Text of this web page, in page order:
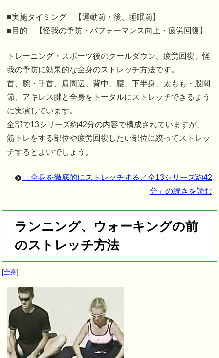
■実施タイミング 【運動前・後、睡眠前】
■目的 【怪我の予防・パフォーマンス向上・疲労回復】
トレーニング・スポーツ後のクールダウン、疲労回復、怪
我の予防に効果的な全身のストレッチ方法です。
首、腕・手首、肩周辺、背中、腰、下半身、太もも・股関
節、アキレス腱と全身をトータルにストレッチできるよう
に実演しています。
全部で13シリーズ約42分の内容で構成されていますが、
筋トレをする部位や疲労回復したい部位に絞ってストレッ
チするとよいでしょう。
「全身を徹底的にストレッチする／全13シリーズ約42
分」の続きを読む
ランニング、ウォーキングの前
のストレッチ方法
[全身]